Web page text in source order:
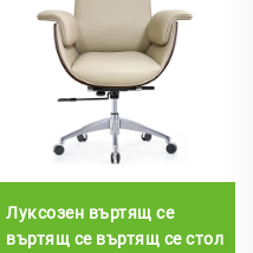
Луксозен въртящ се
въртящ се въртящ се стол